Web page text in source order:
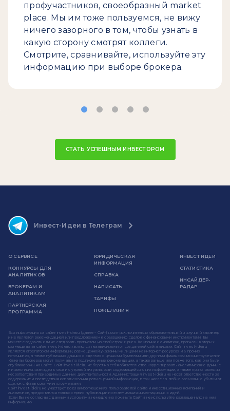
профучастников, своеобразный market
place. Мы им тоже пользуемся, не вижу
ничего зазорного в том, чтобы узнать в
какую сторону смотрят коллеги.
Смотрите, сравнивайте, используйте эту
информацию при выборе брокера.
СТАТЬ УСПЕШНЫМ ИНВЕСТОРОМ
Инвест-Идеи в Телеграм
О СЕРВИСЕ
КОНКУРСЫ ДЛЯ
АНАЛИТИКОВ
БРОКЕРАМ И
АНАЛИТИКАМ
ПАРТНЕРСКАЯ
ПРОГРАММА
ЮРИДИЧЕСКАЯ
ИНФОРМАЦИЯ
СПРАВКА
НАПИСАТЬ
ТАРИФЫ
ПОЖЕЛАНИЯ
ИНВЕСТ ИДЕИ
СТАТИСТИКА
ИНСАЙДЕР-
РАДАР
Вся информация на сайте invest-idei.ru (далее - Сайт) носит исключительно образовательный и научный характер
и не является рекомендацией или предложением к совершению сделок с финансовыми инструментами. Вы
можете следовать или не следовать прогнозам на свой страх и риск. Компании и аналитики, прогнозы которых
размещены на сайте invest-idei.ru, являются независимыми от создателей сайта лицами. Сайт invest-idei.ru
является агрегатором информации, размещенной указанными лицами на интернет-ресурсах и в прочих
источниках, а также публичных данных о сделках с ценными бумагами или другими финансовыми инструментами.
Клиенты брокеров могут получать по подписке иные рекомендации, а также раньше или позже того, как они были
опубликованы на Сайте. Сайт invest-idei.ru не берет на себя обязательство корректировать аналитические данные
и инвестиционные идеи в связи с утратой актуальности содержащейся в них информации, а также при выявлении
несоответствия приводимых данных действительности. Администрация invest-idei.ru не несет ответственности за
содержание и последствия использования размещенной информации, в том числе за любые возможные убытки от
сделок с финансовыми инструментами.
Сайт invest-idei.ru не участвует во взаимоотношениях пользователей сайта и инвестиционных компаний и
аналитиков, предоставляя только сервис публикации и отслеживания инвестиционных идей.
Если Вы не согласны с данными условиями, немедленно покиньте Сайт и не используйте размещенную на нем
информацию.